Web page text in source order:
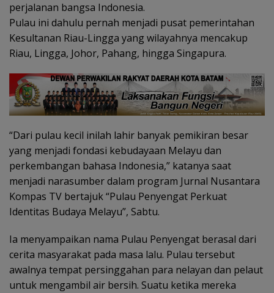
perjalanan bangsa Indonesia.
Pulau ini dahulu pernah menjadi pusat pemerintahan
Kesultanan Riau-Lingga yang wilayahnya mencakup
Riau, Lingga, Johor, Pahang, hingga Singapura.
“Dari pulau kecil inilah lahir banyak pemikiran besar
yang menjadi fondasi kebudayaan Melayu dan
perkembangan bahasa Indonesia,” katanya saat
menjadi narasumber dalam program Jurnal Nusantara
Kompas TV bertajuk “Pulau Penyengat Perkuat
Identitas Budaya Melayu”, Sabtu.
Ia menyampaikan nama Pulau Penyengat berasal dari
cerita masyarakat pada masa lalu. Pulau tersebut
awalnya tempat persinggahan para nelayan dan pelaut
untuk mengambil air bersih. Suatu ketika mereka